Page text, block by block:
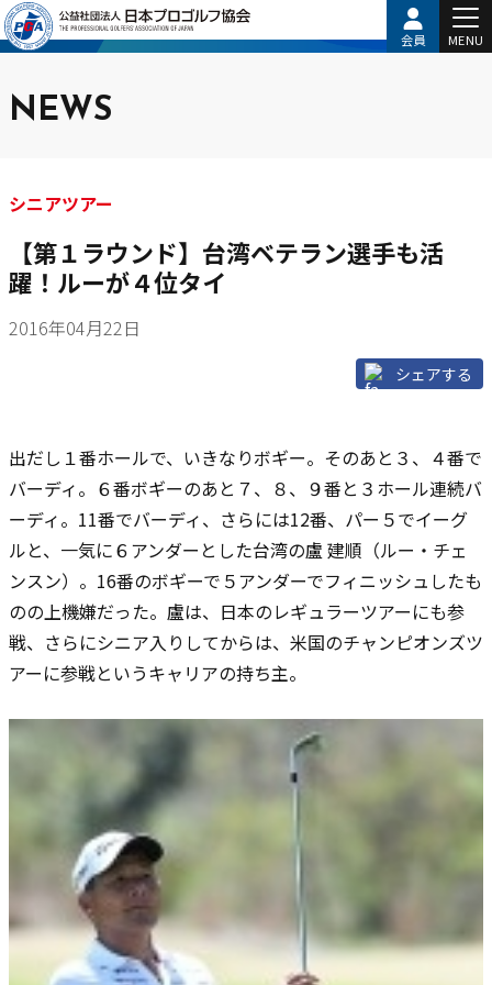
会員 MENU
NEWS
シニアツアー
【第１ラウンド】台湾ベテラン選手も活
躍！ルーが４位タイ
2016年04月22日
シェアする
出だし１番ホールで、いきなりボギー。そのあと３、４番で
バーディ。６番ボギーのあと７、８、９番と３ホール連続バ
ーディ。11番でバーディ、さらには12番、パー５でイーグ
ルと、一気に６アンダーとした台湾の盧 建順（ルー・チェ
ンスン）。16番のボギーで５アンダーでフィニッシュしたも
のの上機嫌だった。盧は、日本のレギュラーツアーにも参
戦、さらにシニア入りしてからは、米国のチャンピオンズツ
アーに参戦というキャリアの持ち主。